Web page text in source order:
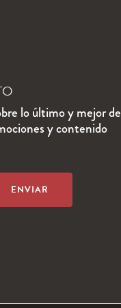
lo último y mejor de
y contenido